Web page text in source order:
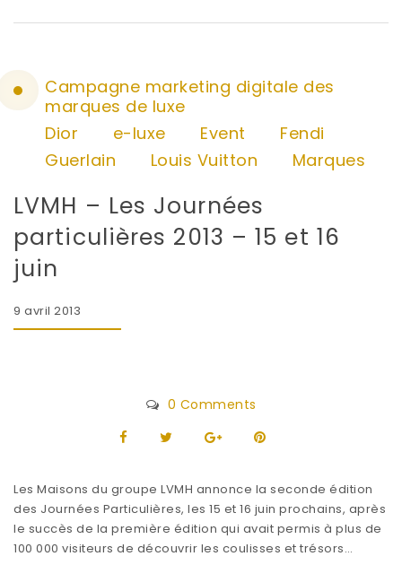
Campagne marketing digitale des
marques de luxe
Dior
e-luxe Event
Fendi
Guerlain
Louis Vuitton Marques
LVMH – Les Journées
particulières 2013 – 15 et 16
juin
9 avril 2013
0 Comments
Les Maisons du groupe LVMH annonce la seconde édition
des Journées Particulières, les 15 et 16 juin prochains, après
le succès de la première édition qui avait permis à plus de
100 000 visiteurs de découvrir les coulisses et trésors…